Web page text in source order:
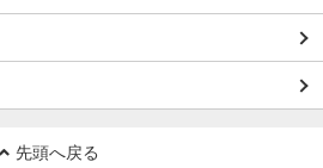
先頭へ戻る